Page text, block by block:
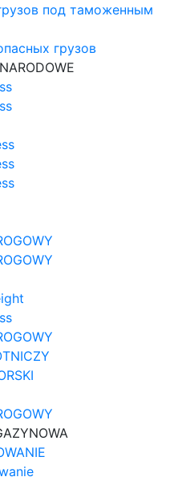
под таможенным
грузов